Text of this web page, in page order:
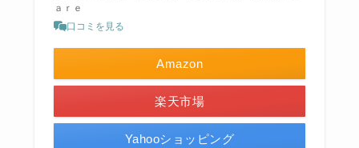
ａｒｅ
口コミを見る
Amazon
楽天市場
Yahooショッピング